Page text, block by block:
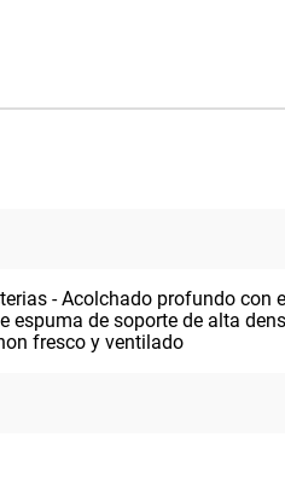
- Acolchado profundo con
de soporte de alta
fresco y ventilado